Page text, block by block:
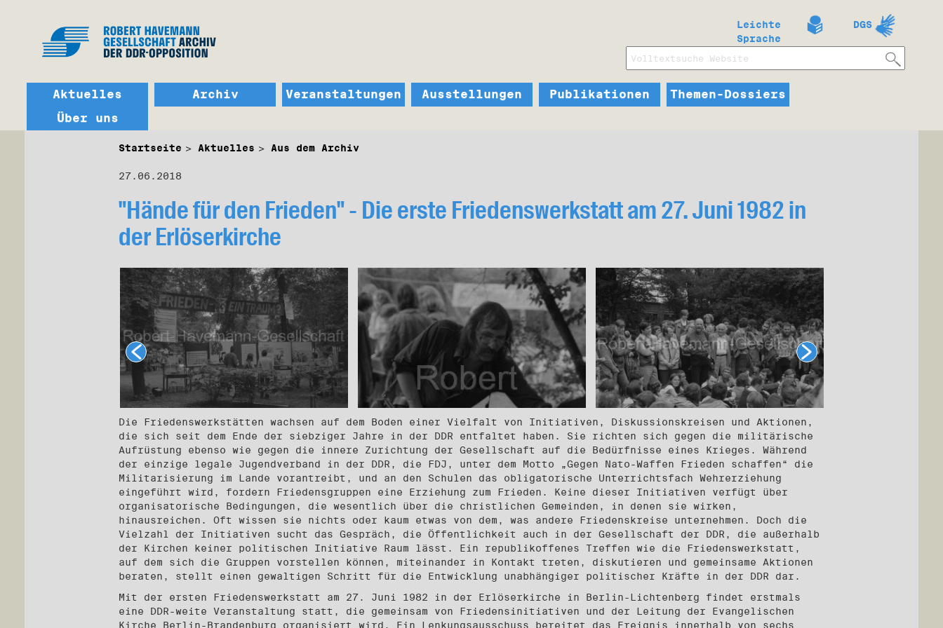
Leichte
Sprache
DGS
Aktuelles Archiv Veranstaltungen Ausstellungen Publikationen
Themen-Dossiers
Über uns
Startseite Aktuelles Aus dem Archiv
27.06.2018
"Hände für den Frieden" - Die erste Friedenswerkstatt am 27. Juni 1982 in
der Erlöserkirche
Die Friedenswerkstätten wachsen auf dem Boden einer Vielfalt von Initiativen, Diskussionskreisen und Aktionen,
die sich seit dem Ende der siebziger Jahre in der DDR entfaltet haben. Sie richten sich gegen die militärische
Aufrüstung ebenso wie gegen die innere Zurichtung der Gesellschaft auf die Bedürfnisse eines Krieges. Während
der einzige legale Jugendverband in der DDR, die FDJ, unter dem Motto „Gegen Nato-Waffen Frieden schaffen“ die
Militarisierung im Lande vorantreibt, und an den Schulen das obligatorische Unterrichtsfach Wehrerziehung
eingeführt wird, fordern Friedensgruppen eine Erziehung zum Frieden. Keine dieser Initiativen verfügt über
organisatorische Bedingungen, die wesentlich über die christlichen Gemeinden, in denen sie wirken,
hinausreichen. Oft wissen sie nichts oder kaum etwas von dem, was andere Friedenskreise unternehmen. Doch die
Vielzahl der Initiativen sucht das Gespräch, die Öffentlichkeit auch in der Gesellschaft der DDR, die außerhalb
der Kirchen keiner politischen Initiative Raum lässt. Ein republikoffenes Treffen wie die Friedenswerkstatt,
auf dem sich die Gruppen vorstellen können, miteinander in Kontakt treten, diskutieren und gemeinsame Aktionen
beraten, stellt einen gewaltigen Schritt für die Entwicklung unabhängiger politischer Kräfte in der DDR dar.
Mit der ersten Friedenswerkstatt am 27. Juni 1982 in der Erlöserkirche in Berlin-Lichtenberg findet erstmals
eine DDR-weite Veranstaltung statt, die gemeinsam von Friedensinitiativen und der Leitung der Evangelischen
Kirche Berlin-Brandenburg organisiert wird. Ein Lenkungsausschuss bereitet das Ereignis innerhalb von sechs